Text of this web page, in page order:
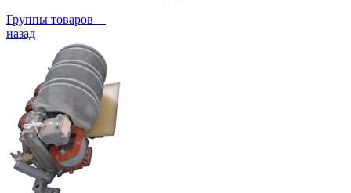
Группы товаров
назад